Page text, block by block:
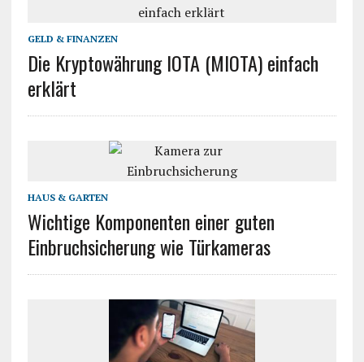
GELD & FINANZEN
Die Kryptowährung IOTA (MIOTA) einfach
erklärt
HAUS & GARTEN
Wichtige Komponenten einer guten
Einbruchsicherung wie Türkameras